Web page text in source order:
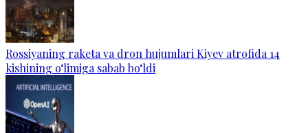
Rossiyaning raketa va dron hujumlari Kiyev atrofida 14
kishining o‘limiga sabab bo‘ldi